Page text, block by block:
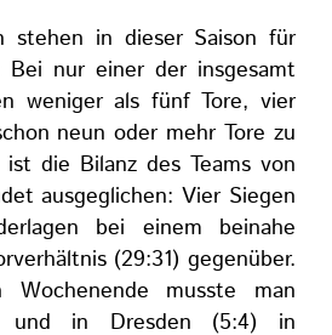
stehen in dieser Saison für
nur einer der insgesamt
weniger als fünf Tore, vier
neun oder mehr Tore zu
die Bilanz des Teams von
ausgeglichen: Vier Siegen
bei einem beinahe
(29:31) gegenüber.
Wochenende musste man
und in Dresden (5:4) in